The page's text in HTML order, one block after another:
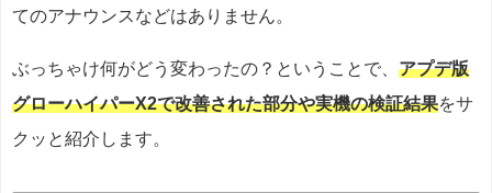
てのアナウンスなどはありません。
ぶっちゃけ何がどう変わったの？ということで、 アプデ版
グローハイパーX2で改善された部分や実機の検証結果をサ
クッと紹介します。